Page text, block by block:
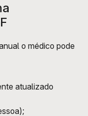
o médico pode
atualizado